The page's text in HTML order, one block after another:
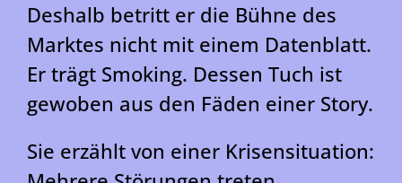
Deshalb betritt er die Bühne des
Marktes nicht mit einem Datenblatt.
Er trägt Smoking. Dessen Tuch ist
gewoben aus den Fäden einer Story.
Sie erzählt von einer Krisensituation: